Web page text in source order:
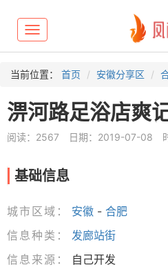
Toggle
navigation
当前位置： 首页 安徽分享区
淠河路足浴店爽
阅读：2567 日期：2019-07-08
基础信息
城市区域： 安徽 - 合肥
信息种类：
发廊站街
信息来源：
自己开发